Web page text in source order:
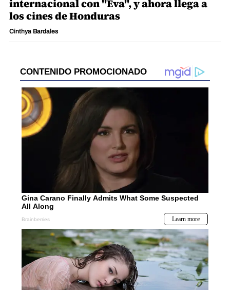
internacional con "Eva", y ahora llega a
los cines de Honduras
Cinthya Bardales